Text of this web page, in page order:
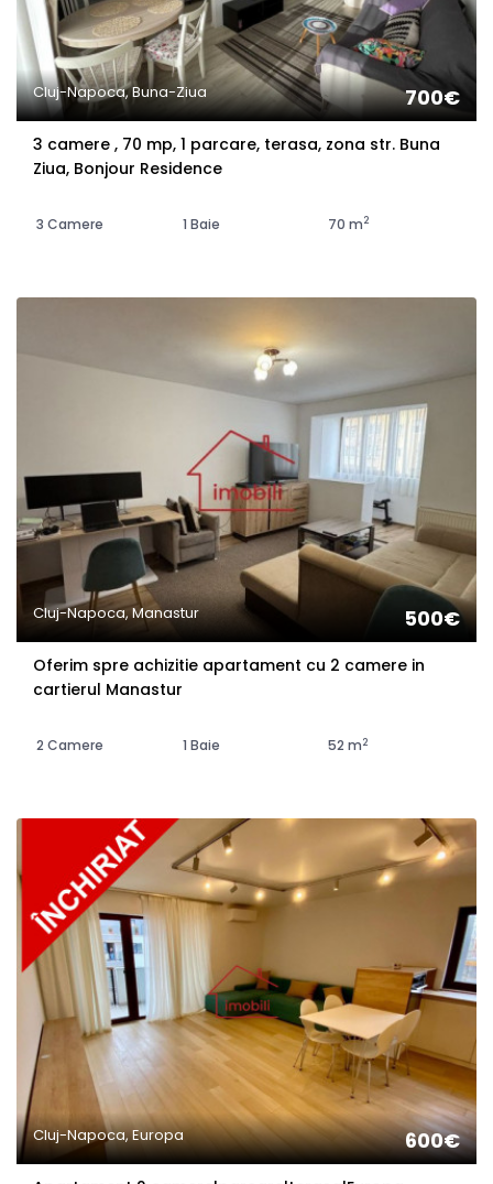
Cluj-Napoca, Buna-Ziua 700€
3 camere , 70 mp, 1 parcare, terasa, zona str. Buna
Ziua, Bonjour Residence
3 Camere 1 Baie 70 m2
Cluj-Napoca, Manastur 500€
Oferim spre achizitie apartament cu 2 camere in
cartierul Manastur
2 Camere 1 Baie 52 m2
Cluj-Napoca, Europa 600€